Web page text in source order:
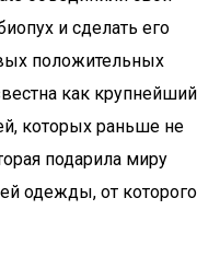
и сделать его
положительных
как крупнейший
которых раньше не
подарила миру
одежды, от которого